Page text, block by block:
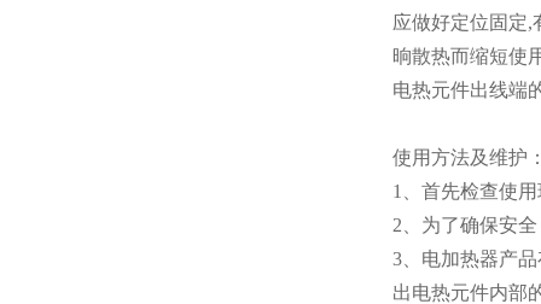
应做好定位固定,
晌散热而缩短使
电热元件出线端
使用方法及维护
1、首先检查使
2、为了确保安
3、电加热器产
出电热元件内部